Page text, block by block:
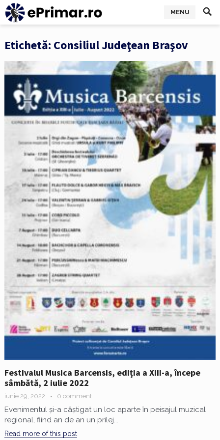
MENU
Etichetă: Consiliul Judeţean Braşov
Festivalul Musica Barcensis, ediția a XIII-a, începe
sâmbătă, 2 iulie 2022
iunie 29, 2022 0 comment
Evenimentul și-a câștigat un loc aparte în peisajul muzical
regional, fiind an de an un prilej...
Read more of this post